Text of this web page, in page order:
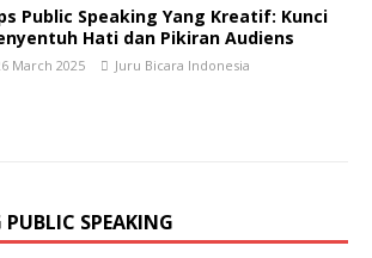
Public Speaking Yang Kreatif: Kunci
Hati dan Pikiran Audiens
March 2025 Juru Bicara Indonesia
SPEAKING